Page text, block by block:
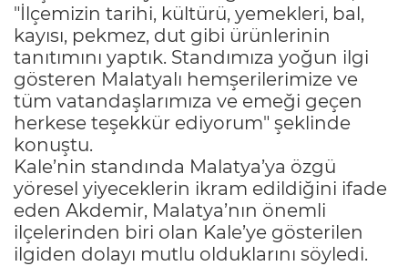
"İlçemizin tarihi, kültürü, yemekleri, bal,
kayısı, pekmez, dut gibi ürünlerinin
tanıtımını yaptık. Standımıza yoğun ilgi
gösteren Malatyalı hemşerilerimize ve
tüm vatandaşlarımıza ve emeği geçen
herkese teşekkür ediyorum" şeklinde
konuştu.
Kale’nin standında Malatya’ya özgü
yöresel yiyeceklerin ikram edildiğini ifade
eden Akdemir, Malatya’nın önemli
ilçelerinden biri olan Kale’ye gösterilen
ilgiden dolayı mutlu olduklarını söyledi.